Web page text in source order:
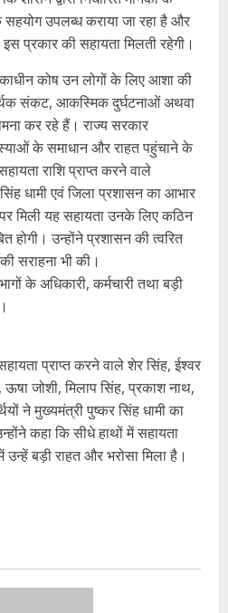
उपलब्ध कराया जा रहा है और
इस प्रकार की सहायता मिलती रहेगी।
कोष उन लोगों के लिए आशा की
संकट, आकस्मिक दुर्घटनाओं अथवा
कर रहे हैं। राज्य सरकार
के समाधान और राहत पहुंचाने के
राशि प्राप्त करने वाले
धामी एवं जिला प्रशासन का आभार
मिली यह सहायता उनके लिए कठिन
होगी। उन्होंने प्रशासन की त्वरित
सराहना भी की।
के अधिकारी, कर्मचारी तथा बड़ी
प्राप्त करने वाले शेर सिंह, ईश्वर
ऊषा जोशी, मिलाप सिंह, प्रकाश नाथ,
ने मुख्यमंत्री पुष्कर सिंह धामी का
कहा कि सीधे हाथों में सहायता
बड़ी राहत और भरोसा मिला है।